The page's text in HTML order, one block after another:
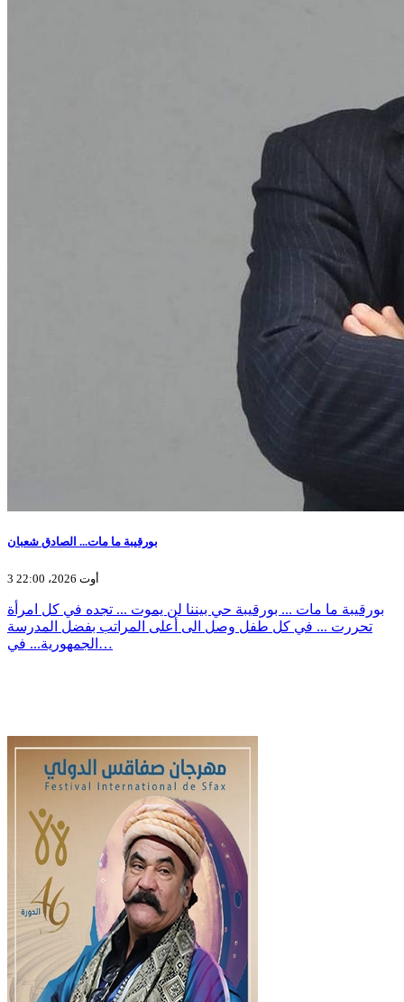
بورقيبة ما مات... الصادق شعبان
3 أوت 2026، 22:00
بورقيبة ما مات ... بورقيبة حي بيننا لن يموت ... تجده في كل امرأة
تحررت ... في كل طفل وصل الى أعلى المراتب بفضل المدرسة
الجمهورية... في…